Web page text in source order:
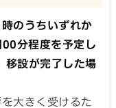
のうちいずれか
分程度を予定し
移設が完了した場
大きく受けるた